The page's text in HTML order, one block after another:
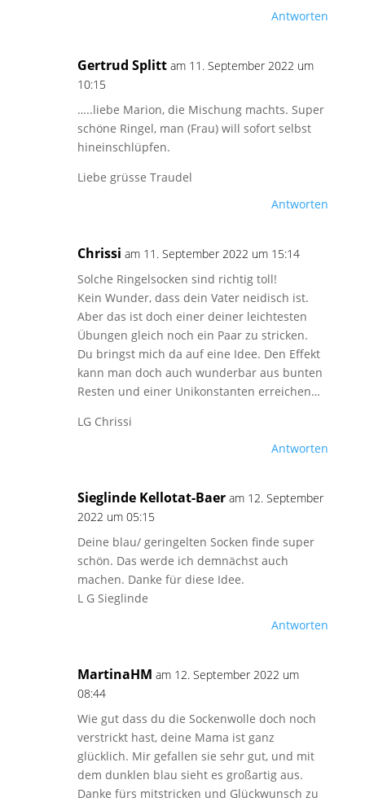
Antworten
Gertrud Splitt am 11. September 2022 um
10:15
…..liebe Marion, die Mischung machts. Super
schöne Ringel, man (Frau) will sofort selbst
hineinschlüpfen.
Liebe grüsse Traudel
Antworten
Chrissi am 11. September 2022 um 15:14
Solche Ringelsocken sind richtig toll!
Kein Wunder, dass dein Vater neidisch ist.
Aber das ist doch einer deiner leichtesten
Übungen gleich noch ein Paar zu stricken.
Du bringst mich da auf eine Idee. Den Effekt
kann man doch auch wunderbar aus bunten
Resten und einer Unikonstanten erreichen…
LG Chrissi
Antworten
Sieglinde Kellotat-Baer am 12. September
2022 um 05:15
Deine blau/ geringelten Socken finde super
schön. Das werde ich demnächst auch
machen. Danke für diese Idee.
L G Sieglinde
Antworten
MartinaHM am 12. September 2022 um
08:44
Wie gut dass du die Sockenwolle doch noch
verstrickt hast, deine Mama ist ganz
glücklich. Mir gefallen sie sehr gut, und mit
dem dunklen blau sieht es großartig aus.
Danke fürs mitstricken und Glückwunsch zu